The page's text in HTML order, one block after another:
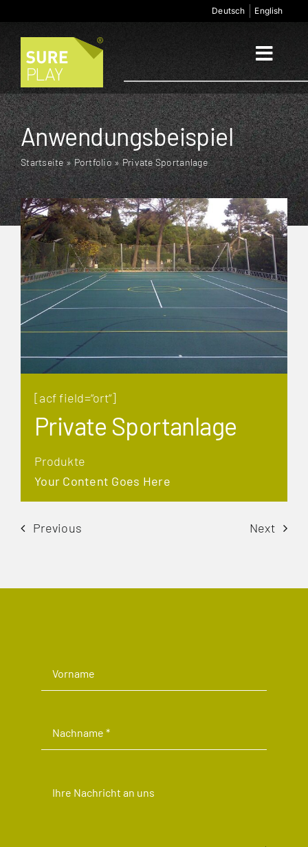
springen
Deutsch English
Start
Anwendungsbereiche
Produkte
Unternehmen
Kontakt
Anwendungsbeispiel
Startseite»Portfolio»Private Sportanlage
[acf field=“ort“]
Private Sportanlage
Produkte
Your Content Goes Here
Previous Next